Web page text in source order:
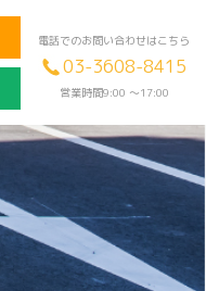
電話でのお問い合わせはこちら
03-3608-8415
営業時間9:00 〜17:00